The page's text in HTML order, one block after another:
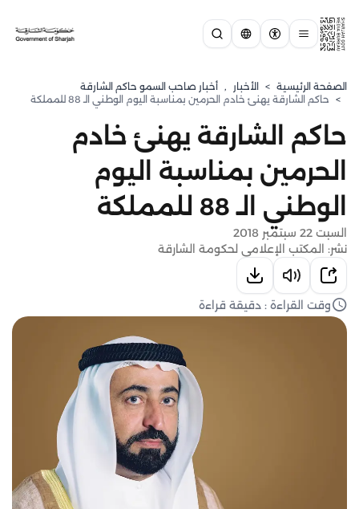
الصفحة الرئيسية > الأخبار , أخبار صاحب السمو حاكم الشارقة
> حاكم الشارقة يهنئ خادم الحرمين بمناسبة اليوم الوطني الـ 88 للمملكة
حاكم الشارقة يهنئ خادم
الحرمين بمناسبة اليوم
الوطني الـ 88 للمملكة
السبت 22 سبتمبر 2018
نشر: المكتب الإعلامي لحكومة الشارقة
وقت القراءة : دقيقة قراءة